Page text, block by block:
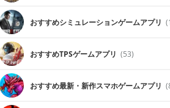
おすすめシミュレーションゲームアプリ
おすすめTPSゲームアプリ (53)
おすすめ最新・新作スマホゲームアプリ